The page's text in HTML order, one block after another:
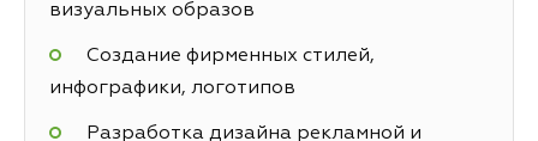
визуальных образов
Создание фирменных стилей,
инфографики, логотипов
Разработка дизайна рекламной и